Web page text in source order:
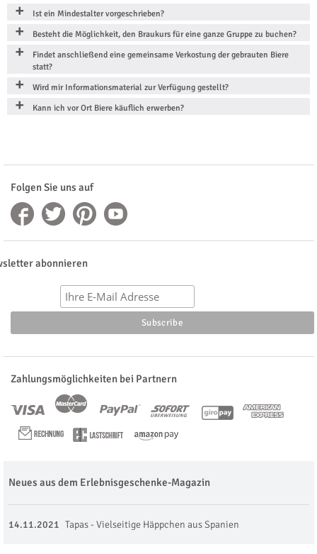
Ist ein Mindestalter vorgeschrieben?
Besteht die Möglichkeit, den Braukurs für eine ganze Gruppe zu buchen?
Findet anschließend eine gemeinsame Verkostung der gebrauten Biere
statt?
Wird mir Informationsmaterial zur Verfügung gestellt?
Kann ich vor Ort Biere käuflich erwerben?
Folgen Sie uns auf
abonnieren
Zahlungsmöglichkeiten bei Partnern
Neues aus dem Erlebnisgeschenke-Magazin
14.11.2021 Tapas - Vielseitige Häppchen aus Spanien